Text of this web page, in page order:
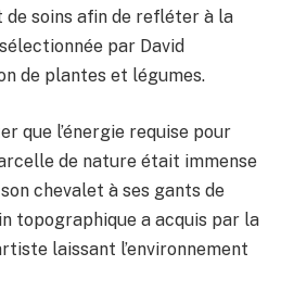
de soins afin de refléter à la
par David
de plantes et légumes.
que l’énergie requise pour
de nature était immense
chevalet à ses gants de
topographique a acquis par la
laissant l’environnement